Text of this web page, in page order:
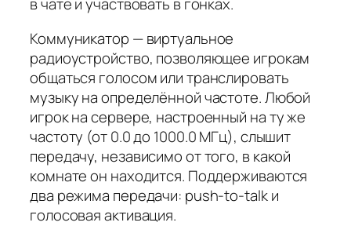
в чате и участвовать в гонках.
Коммуникатор — виртуальное
радиоустройство, позволяющее игрокам
общаться голосом или транслировать
музыку на определённой частоте. Любой
игрок на сервере, настроенный на ту же
частоту (от 0.0 до 1000.0 МГц), слышит
передачу, независимо от того, в какой
комнате он находится. Поддерживаются
два режима передачи: push-to-talk и
голосовая активация.